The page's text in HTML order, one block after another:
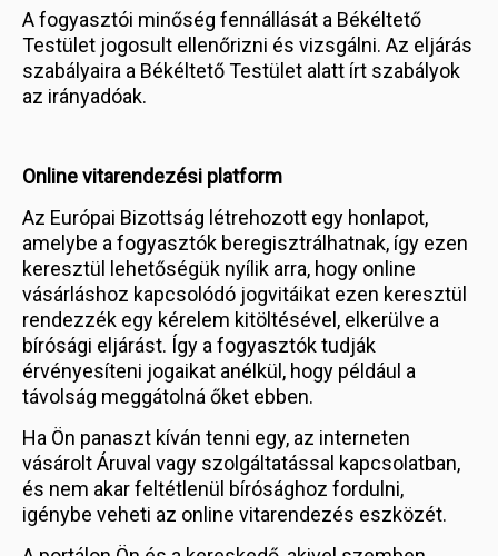
A fogyasztói minőség fennállását a Békéltető
Testület jogosult ellenőrizni és vizsgálni. Az eljárás
szabályaira a Békéltető Testület alatt írt szabályok
az irányadóak.
Online vitarendezési platform
Az Európai Bizottság létrehozott egy honlapot,
amelybe a fogyasztók beregisztrálhatnak, így ezen
keresztül lehetőségük nyílik arra, hogy online
vásárláshoz kapcsolódó jogvitáikat ezen keresztül
rendezzék egy kérelem kitöltésével, elkerülve a
bírósági eljárást. Így a fogyasztók tudják
érvényesíteni jogaikat anélkül, hogy például a
távolság meggátolná őket ebben.
Ha Ön panaszt kíván tenni egy, az interneten
vásárolt Áruval vagy szolgáltatással kapcsolatban,
és nem akar feltétlenül bírósághoz fordulni,
igénybe veheti az online vitarendezés eszközét.